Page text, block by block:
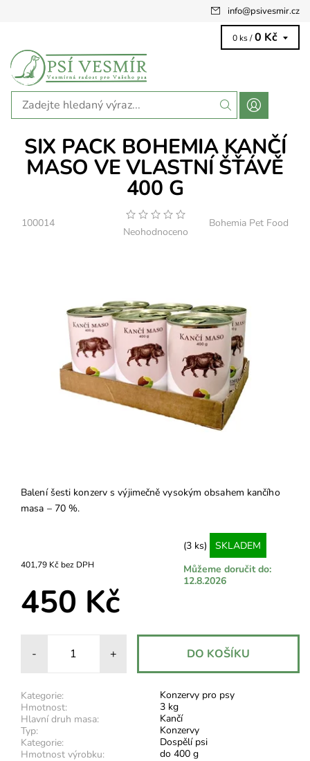
info@psivesmir.cz
0 ks / 0 Kč
SIX PACK BOHEMIA KANČÍ
MASO VE VLASTNÍ ŠŤÁVĚ
400 G
100014
Neohodnoceno
Bohemia Pet Food
Balení šesti konzerv s výjimečně vysokým obsahem kančího
masa – 70 %.
401,79 Kč bez DPH
(3 ks)
SKLADEM
Můžeme doručit do:
12.8.2026
450 Kč
- +
Kategorie:
Konzervy pro psy
Hmotnost:
3 kg
Hlavní druh masa:
Kančí
Typ:
Konzervy
Kategorie:
Dospělí psi
Hmotnost výrobku:
do 400 g